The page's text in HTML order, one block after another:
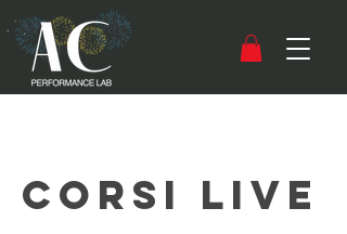
Corsi Live